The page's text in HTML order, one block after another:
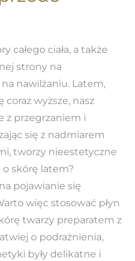
całego ciała, a także
strony na
nawilżaniu. Latem,
wyższe, nasz
z przegrzaniem i
się z nadmiarem
tworzy nieestetyczne
skórę latem?
pojawianie się
więc stosować płyn
twarzy preparatem z
o podrażnienia,
były delikatne i